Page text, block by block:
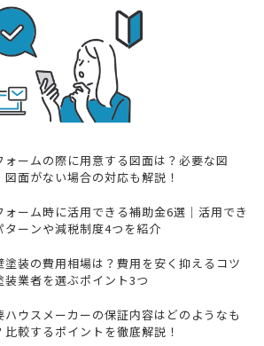
ォームの際に用意する図面は？必要な図
図面がない場合の対応も解説！
ォーム時に活用できる補助金6選｜活用でき
ターンや減税制度4つを紹介
塗装の費用相場は？費用を安く抑えるコツ
装業者を選ぶポイント3つ
ハウスメーカーの保証内容はどのようなも
比較するポイントを徹底解説！